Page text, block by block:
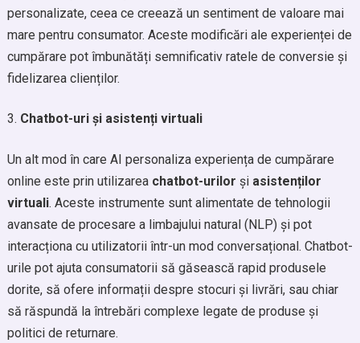
personalizate, ceea ce creează un sentiment de valoare mai
mare pentru consumator. Aceste modificări ale experienței de
cumpărare pot îmbunătăți semnificativ ratele de conversie și
fidelizarea clienților.
Chatbot-uri și asistenți virtuali
Un alt mod în care AI personaliza experiența de cumpărare
online este prin utilizarea chatbot-urilor și asistenților
virtuali. Aceste instrumente sunt alimentate de tehnologii
avansate de procesare a limbajului natural (NLP) și pot
interacționa cu utilizatorii într-un mod conversațional. Chatbot-
urile pot ajuta consumatorii să găsească rapid produsele
dorite, să ofere informații despre stocuri și livrări, sau chiar
să răspundă la întrebări complexe legate de produse și
politici de returnare.